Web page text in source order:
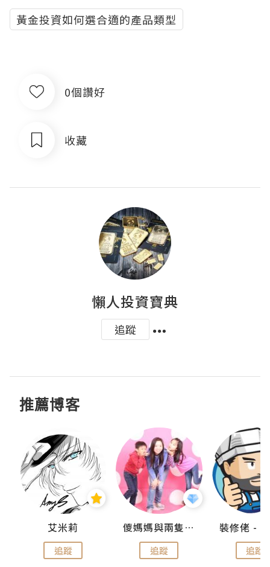
黃金投資如何選合適的產品類型
0個讚好
收藏
懶人投資寶典
追蹤
推薦博客
艾米莉
追蹤
儍媽媽與兩隻小魔怪之家
追蹤 追蹤